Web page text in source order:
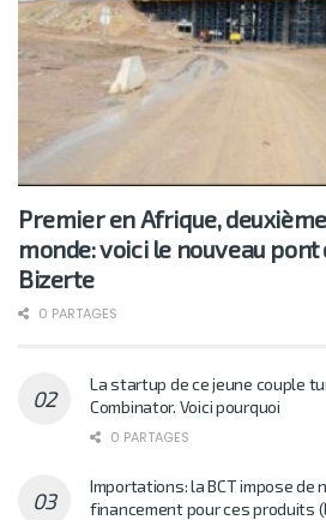
Premier en Afrique,
monde: voici le nouveau pont
Bizerte
0 PARTAGES
La startup de ce jeune couple
Combinator. Voici pourquoi
0 PARTAGES
Importations: la BCT impose de
financement pour ces produits